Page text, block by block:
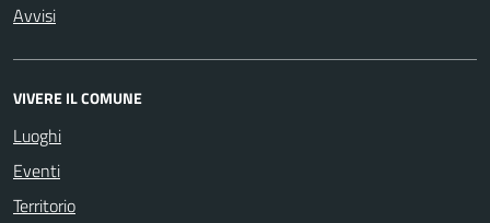
Avvisi
VIVERE IL COMUNE
Luoghi
Eventi
Territorio